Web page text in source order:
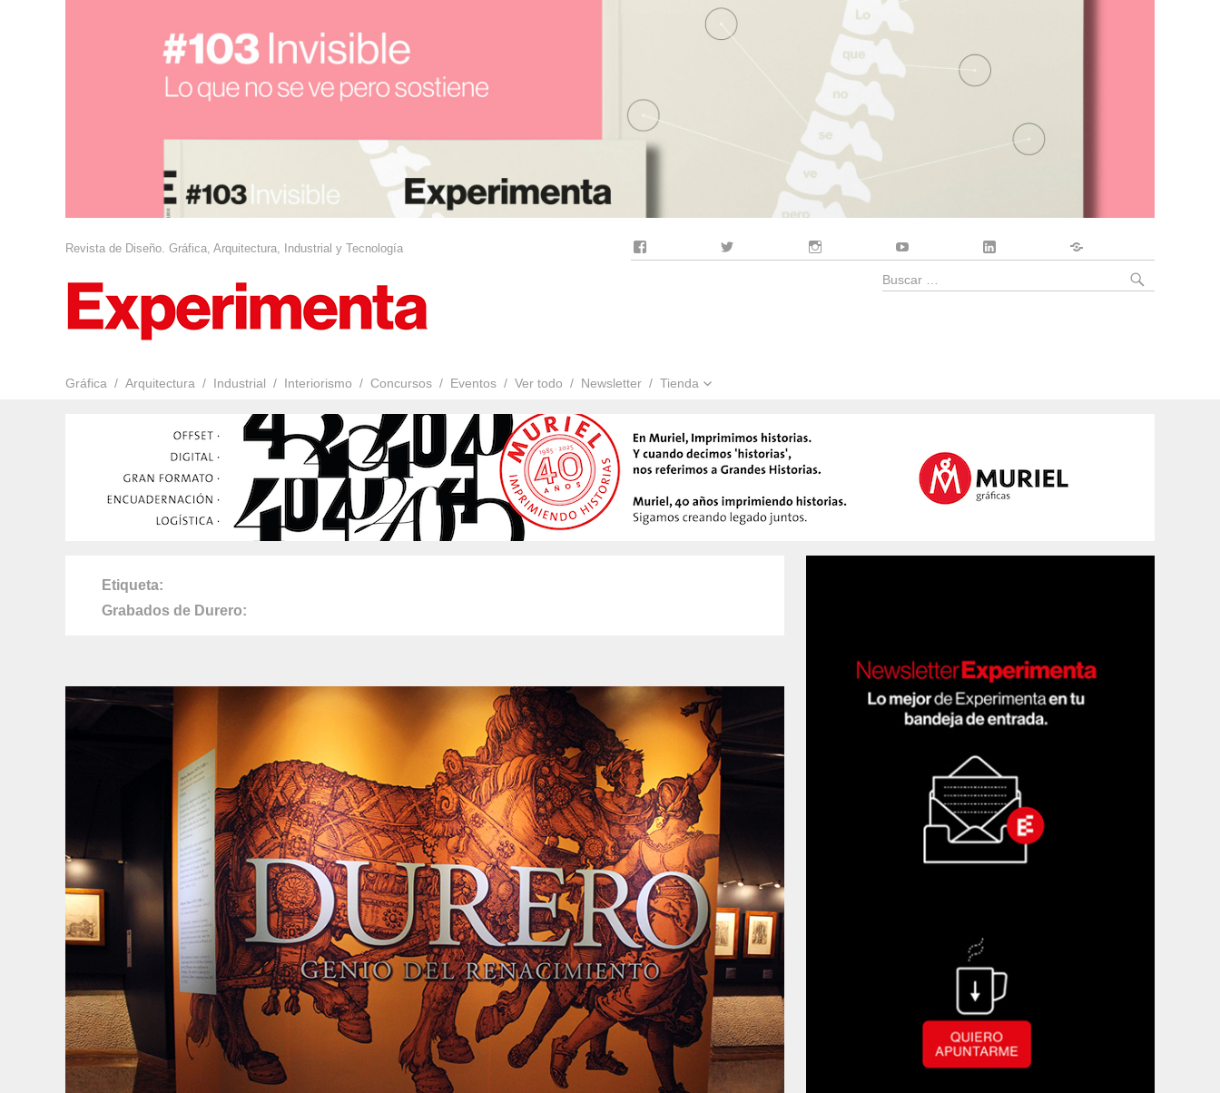
Revista de Diseño. Gráfica, Arquitectura, Industrial y Tecnología
Gráfica Arquitectura Industrial Interiorismo Concursos Eventos Ver todo Newsletter Tienda
Buscar
Etiqueta
Grabados de Durero